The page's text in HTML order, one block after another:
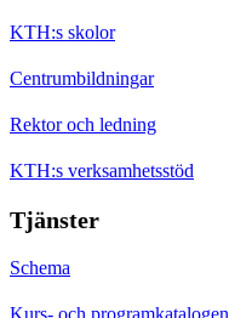
KTH:s skolor
Centrumbildningar
Rektor och ledning
KTH:s verksamhetsstöd
Tjänster
Schema
Kurs- och programkatalogen